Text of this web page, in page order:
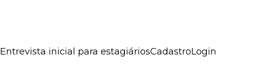
Entrevista inicial para estagiáriosCadastroLogin